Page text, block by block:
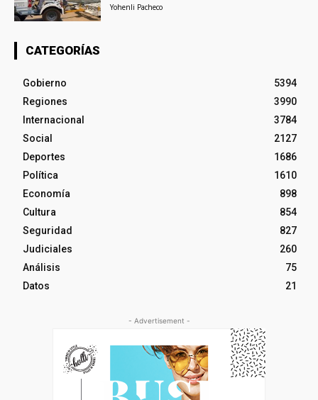
Yohenli Pacheco
CATEGORÍAS
Gobierno
5394
Regiones
3990
Internacional
3784
Social
2127
Deportes
1686
Política
1610
Economía
898
Cultura
854
Seguridad
827
Judiciales
260
Análisis
75
Datos
21
- Advertisement -